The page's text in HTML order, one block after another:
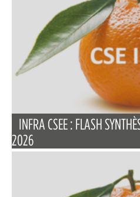
INFRA CSEE : FLASH
2026